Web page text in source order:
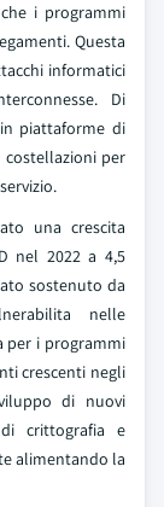
i programmi
Questa
informatici
Di
piattaforme di
costellazioni per
una crescita
nel 2022 a 4,5
sostenuto da
nelle
per i programmi
crescenti negli
di nuovi
crittografia e
alimentando la